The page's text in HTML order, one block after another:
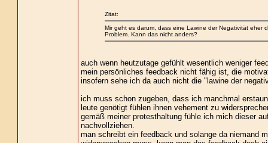
Zitat:
Mir geht es darum, dass eine Lawine der Negativität eher
Problem. Kann das nicht anders?
auch wenn heutzutage gefühlt wesentlich weniger
mein persönliches feedback nicht fähig ist, die
insofern sehe ich da auch nicht die "lawine der
ich muss schon zugeben, dass ich manchmal
leute genötigt fühlen ihnen vehement zu
gemäß meiner protesthaltung fühle ich mich dieser
nachvollziehen.
man schreibt ein feedback und solange da niemand